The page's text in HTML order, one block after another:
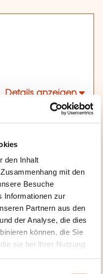
den Inhalt
mit den
Besuche
Informationen zur
Partnern aus den
der Analyse, die dies
können, die Sie
sie bei Ihrer Nutzung
Details anzeigen
de l'Est: ligne 4 arrêt
ligne 4 arrêt